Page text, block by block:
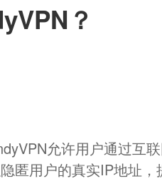
？
允许用户通过互
匿用户的真实IP地址，